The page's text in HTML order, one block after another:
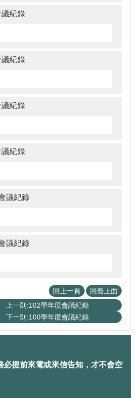
紀錄
紀錄
紀錄
紀錄
議紀錄
議紀錄
回上一頁
回最上面
上一則:102學年度會議紀錄
下一則:100學年度會議紀錄
必提前來電或來信告知，才不會空